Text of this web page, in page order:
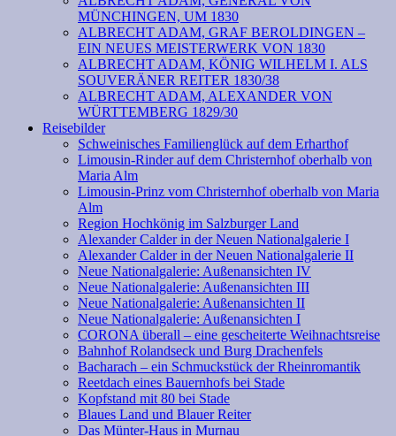
MÜNCHINGEN, UM 1830
ALBRECHT ADAM, GRAF BEROLDINGEN –
EIN NEUES MEISTERWERK VON 1830
ALBRECHT ADAM, KÖNIG WILHELM I. ALS
SOUVERÄNER REITER 1830/38
ALBRECHT ADAM, ALEXANDER VON
WÜRTTEMBERG 1829/30
Reisebilder
Schweinisches Familienglück auf dem Erharthof
Limousin-Rinder auf dem Christernhof oberhalb von
Maria Alm
Limousin-Prinz vom Christernhof oberhalb von Maria
Alm
Region Hochkönig im Salzburger Land
Alexander Calder in der Neuen Nationalgalerie I
Alexander Calder in der Neuen Nationalgalerie II
Neue Nationalgalerie: Außenansichten IV
Neue Nationalgalerie: Außenansichten III
Neue Nationalgalerie: Außenansichten II
Neue Nationalgalerie: Außenansichten I
CORONA überall – eine gescheiterte Weihnachtsreise
Bahnhof Rolandseck und Burg Drachenfels
Bacharach – ein Schmuckstück der Rheinromantik
Reetdach eines Bauernhofs bei Stade
Kopfstand mit 80 bei Stade
Blaues Land und Blauer Reiter
Das Münter-Haus in Murnau